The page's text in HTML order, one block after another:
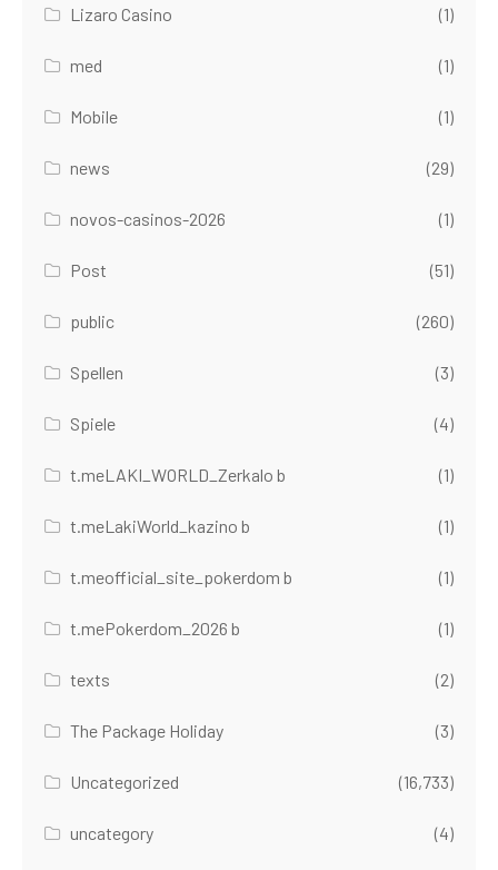
Lizaro Casino (1)
med (1)
Mobile (1)
news (29)
novos-casinos-2026 (1)
Post (51)
public (260)
Spellen (3)
Spiele (4)
t.meLAKI_WORLD_Zerkalo b (1)
t.meLakiWorld_kazino b (1)
t.meofficial_site_pokerdom b (1)
t.mePokerdom_2026 b (1)
texts (2)
The Package Holiday (3)
Uncategorized (16,733)
uncategory (4)